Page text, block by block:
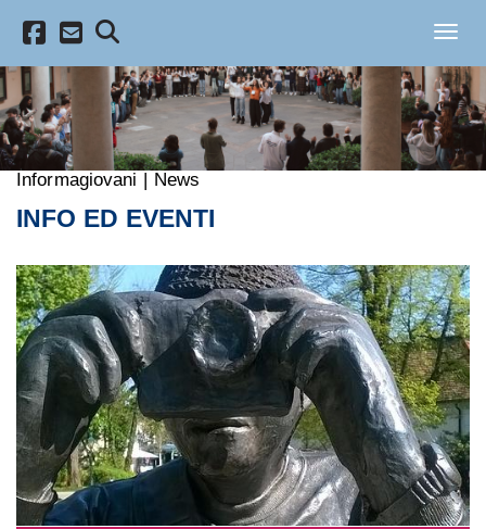
Informagiovani | News
INFO ED EVENTI